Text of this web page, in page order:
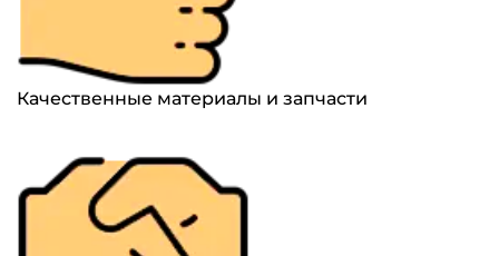
Качественные материалы и запчасти